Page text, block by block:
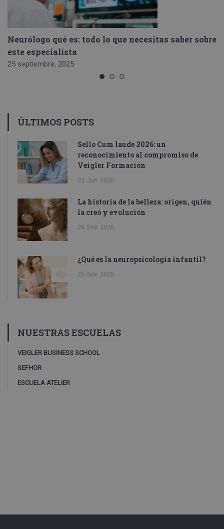
Neurólogo qué es: todo lo que necesitas saber sobre
este especialista
25 septiembre, 2025
ÚLTIMOS POSTS
Sello Cum laude 2026: un
reconocimiento al compromiso de
Veigler Formación
22 Jun 2026
La historia de la belleza: origen, quién
la creó y evolución
26 Ene 2026
¿Qué es la neuropsicología infantil?
25 Nov 2025
NUESTRAS ESCUELAS
VEIGLER BUSINESS SCHOOL
SEFHOR
ESCUELA ATELIER